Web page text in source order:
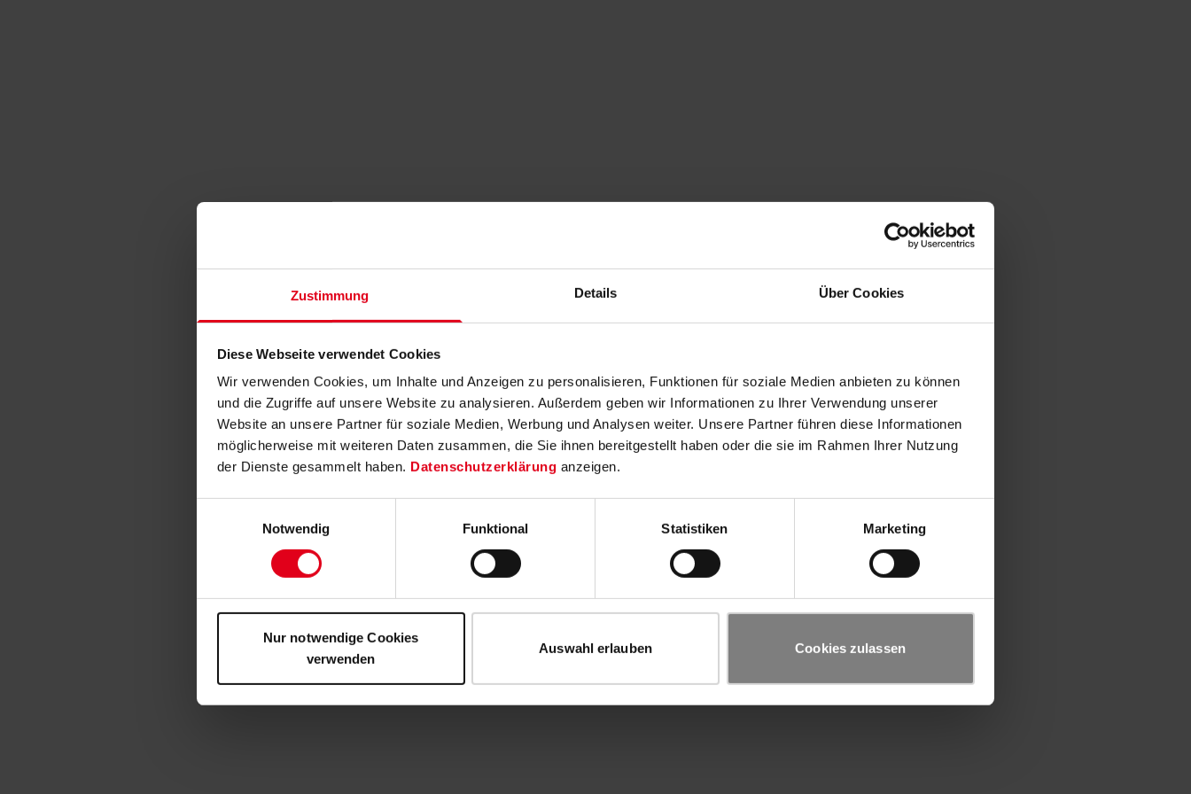
Zustimmung Details Über Cookies
Diese Webseite verwendet Cookies
Wir verwenden Cookies, um Inhalte und Anzeigen zu personalisieren, Funktionen für soziale Medien anbieten zu können
und die Zugriffe auf unsere Website zu analysieren. Außerdem geben wir Informationen zu Ihrer Verwendung unserer
Website an unsere Partner für soziale Medien, Werbung und Analysen weiter. Unsere Partner führen diese Informationen
möglicherweise mit weiteren Daten zusammen, die Sie ihnen bereitgestellt haben oder die sie im Rahmen Ihrer Nutzung
der Dienste gesammelt haben. Datenschutzerklärung anzeigen.
Notwendig
Funktional Statistiken Marketing
Nur notwendige Cookies
verwenden
Auswahl erlauben Cookies zulassen